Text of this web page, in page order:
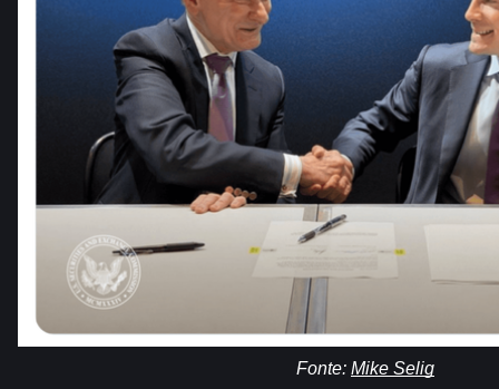
Fonte: Mike Selig